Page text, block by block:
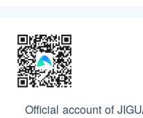
Official account of